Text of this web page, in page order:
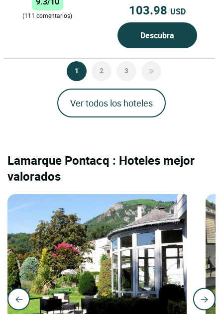
(111 comentarios) 103.98 USD
Descubra
1 2 3
Ver todos los hoteles
Lamarque Pontacq : Hoteles mejor
valorados